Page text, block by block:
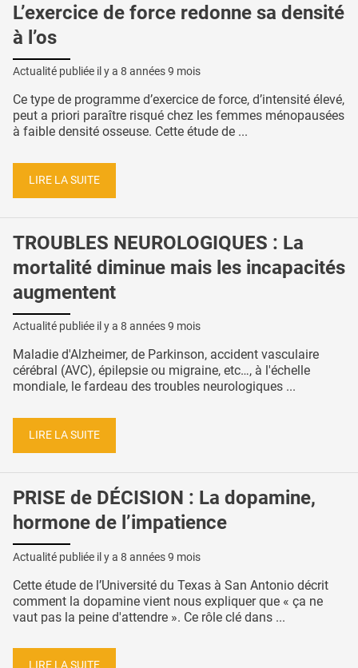
L’exercice de force redonne sa densité
à l’os
Actualité publiée il y a 8 années 9 mois
Ce type de programme d’exercice de force, d’intensité élevé,
peut a priori paraître risqué chez les femmes ménopausées
à faible densité osseuse. Cette étude de ...
LIRE LA SUITE
TROUBLES NEUROLOGIQUES : La
mortalité diminue mais les incapacités
augmentent
Actualité publiée il y a 8 années 9 mois
Maladie d'Alzheimer, de Parkinson, accident vasculaire
cérébral (AVC), épilepsie ou migraine, etc…, à l'échelle
mondiale, le fardeau des troubles neurologiques ...
LIRE LA SUITE
PRISE de DÉCISION : La dopamine,
hormone de l’impatience
Actualité publiée il y a 8 années 9 mois
Cette étude de l’Université du Texas à San Antonio décrit
comment la dopamine vient nous expliquer que « ça ne
vaut pas la peine d'attendre ». Ce rôle clé dans ...